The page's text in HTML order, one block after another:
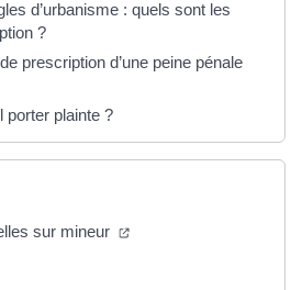
d’urbanisme : quels sont les
?
prescription d’une peine pénale
porter plainte ?
sur mineur